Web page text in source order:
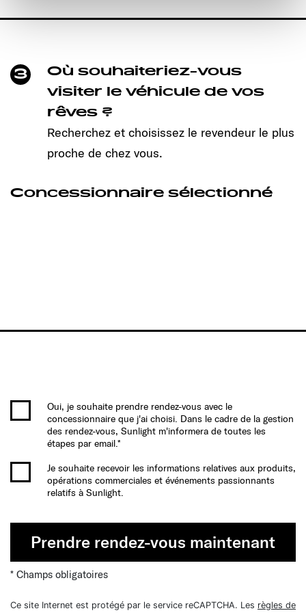
notwendigen Cookies auf der Webseite gesetzt, die für
3
Où souhaiteriez-vous
visiter le véhicule de vos
rêves ?
Recherchez et choisissez le revendeur le plus
proche de chez vous.
Concessionnaire sélectionné
Oui, je souhaite prendre rendez-vous avec le
concessionnaire que j'ai choisi. Dans le cadre de la gestion
des rendez-vous, Sunlight m'informera de toutes les
étapes par email.*
Je souhaite recevoir les informations relatives aux produits,
opérations commerciales et événements passionnants
relatifs à Sunlight.
Prendre rendez-vous maintenant
* Champs obligatoires
Ce site Internet est protégé par le service reCAPTCHA. Les règles de